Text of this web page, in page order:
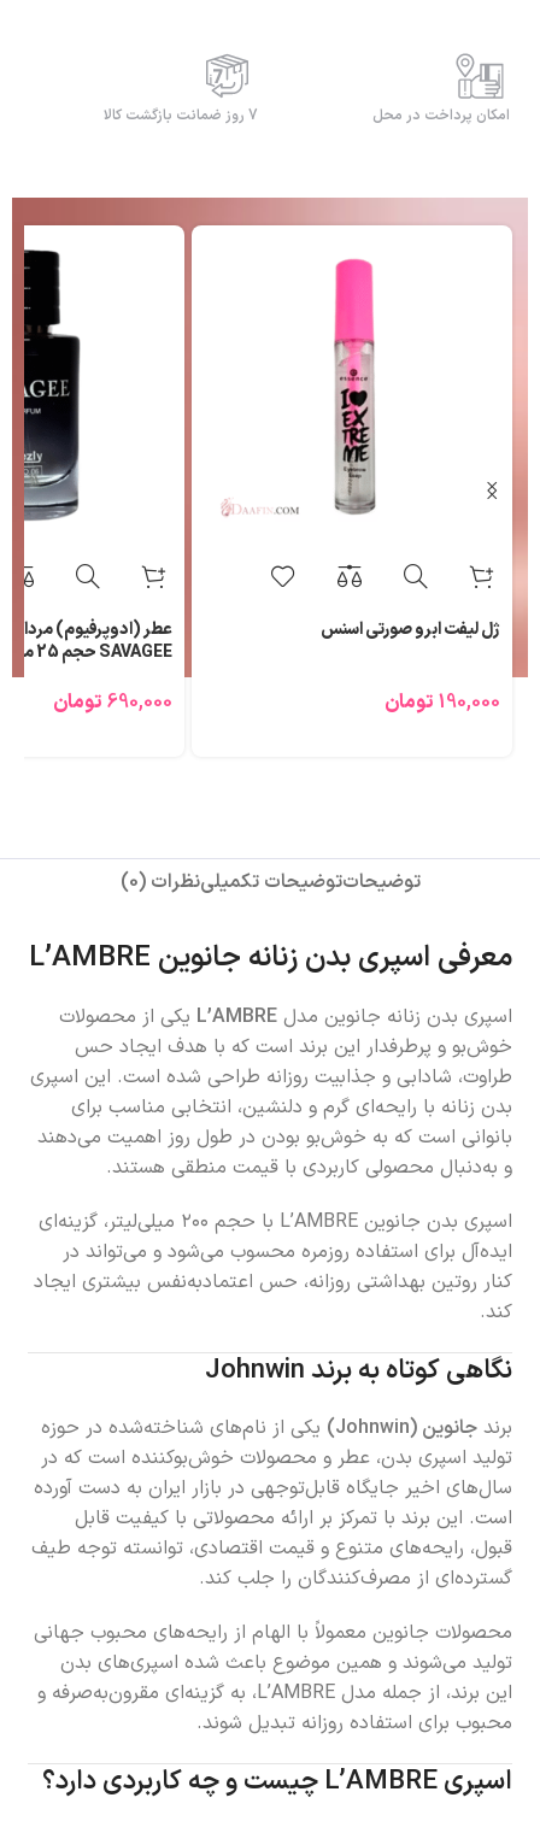
امکان پرداخت در محل 7 روز ضمانت بازگشت کالا
ژل لیفت ابرو صورتی اسنس
190,000 تومان
عطر (ادوپرفیوم) مردانه
SAVAGEE حجم 25 میلی لیتر
690,000 تومان
توضیحاتتوضیحات تکمیلینظرات (0)
معرفی اسپری بدن زنانه جانوین L’AMBRE
اسپری بدن زنانه جانوین مدلL’AMBRE یکی از محصولات
خوش‌بو و پرطرفدار این برند است که با هدف ایجاد حس
طراوت، شادابی و جذابیت روزانه طراحی شده است. این اسپری
بدن زنانه با رایحه‌ای گرم و دلنشین، انتخابی مناسب برای
بانوانی است که به خوش‌بو بودن در طول روز اهمیت می‌دهند
و به‌دنبال محصولی کاربردی با قیمت منطقی هستند.
اسپری بدن جانوین L’AMBRE با حجم ۲۰۰ میلی‌لیتر، گزینه‌ای
ایده‌آل برای استفاده روزمره محسوب می‌شود و می‌تواند در
کنار روتین بهداشتی روزانه، حس اعتمادبه‌نفس بیشتری ایجاد
کند.
نگاهی کوتاه به برند Johnwin
برندجانوین (Johnwin)
یکی از نام‌های شناخته‌شده در حوزه
تولید اسپری بدن، عطر و محصولات خوش‌بوکننده است که در
سال‌های اخیر جایگاه قابل‌توجهی در بازار ایران به دست آورده
است. این برند با تمرکز بر ارائه محصولاتی با کیفیت قابل
قبول، رایحه‌های متنوع و قیمت اقتصادی، توانسته توجه طیف
گسترده‌ای از مصرف‌کنندگان را جلب کند.
محصولات جانوین معمولاً با الهام از رایحه‌های محبوب جهانی
تولید می‌شوند و همین موضوع باعث شده اسپری‌های بدن
این برند، از جمله مدل L’AMBRE، به گزینه‌ای مقرون‌به‌صرفه و
محبوب برای استفاده روزانه تبدیل شوند.
اسپری L’AMBRE چیست و چه کاربردی دارد؟